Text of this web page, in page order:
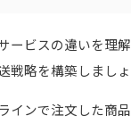
ービスの違いを理
戦略を構築しましょ
インで注文した商